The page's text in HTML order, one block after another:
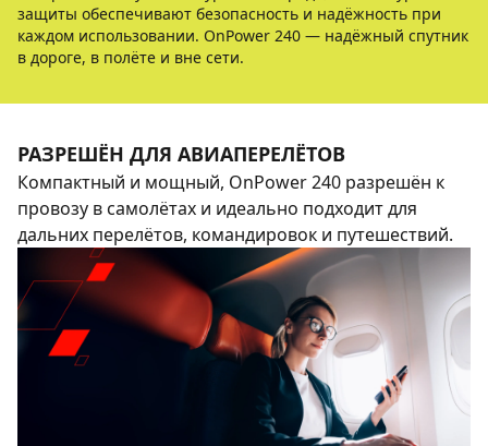
защиты обеспечивают безопасность и надёжность при
каждом использовании. OnPower 240 — надёжный спутник
в дороге, в полёте и вне сети.
РАЗРЕШЁН ДЛЯ АВИАПЕРЕЛЁТОВ
Компактный и мощный, OnPower 240 разрешён к
провозу в самолётах и идеально подходит для
дальних перелётов, командировок и путешествий.